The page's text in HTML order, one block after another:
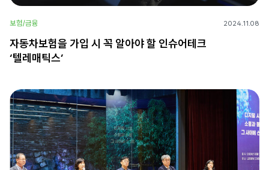
보험/금융 2024.11.08
자동차보험을 가입 시 꼭 알아야 할 인슈어테크
‘텔레매틱스’